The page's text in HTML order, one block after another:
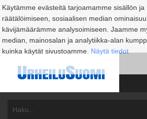
Käytämme evästeitä tarjoamamme sisällön ja
räätälöimiseen, sosiaalisen median
kävijämäärämme analysoimiseen. Jaamme
median, mainosalan ja analytiikka-alan
kuinka käytät sivustoamme. Näytä tiedot